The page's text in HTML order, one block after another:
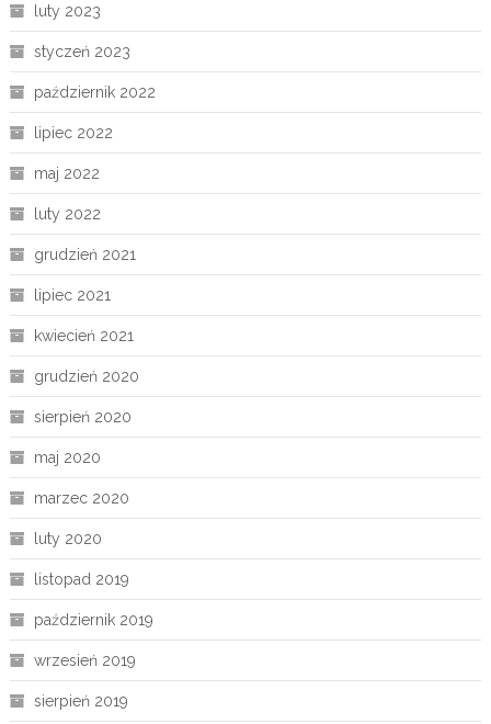
luty 2023
styczeń 2023
październik 2022
lipiec 2022
maj 2022
luty 2022
grudzień 2021
lipiec 2021
kwiecień 2021
grudzień 2020
sierpień 2020
maj 2020
marzec 2020
luty 2020
listopad 2019
październik 2019
wrzesień 2019
sierpień 2019